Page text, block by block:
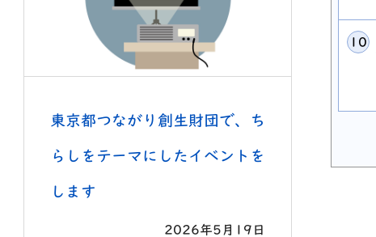
東京都つながり創生財団で、ち
らしをテーマにしたイベントを
します
2026年5月19日